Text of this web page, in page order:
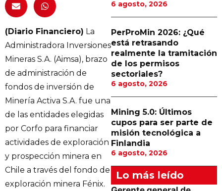
(Diario Financiero) La
Administradora Inversiones
Mineras S.A. (Aimsa), brazo
de administración de
fondos de inversión de
Minería Activa S.A. fue una
de las entidades elegidas
por Corfo para financiar
actividades de exploración
y prospección minera en
Chile a través del fondo de
exploración minera Fénix.
6 agosto, 2026
PerProMin 2026: ¿Qué
está retrasando
realmente la tramitación
de los permisos
sectoriales?
6 agosto, 2026
Mining 5.0: Últimos
cupos para ser parte de
misión tecnológica a
Finlandia
6 agosto, 2026
Lo más leído